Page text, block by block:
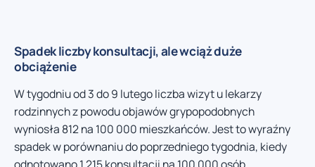
Spadek liczby konsultacji, ale wciąż duże
obciążenie
W tygodniu od 3 do 9 lutego liczba wizyt u lekarzy
rodzinnych z powodu objawów grypopodobnych
wyniosła 812 na 100 000 mieszkańców. Jest to wyraźny
spadek w porównaniu do poprzedniego tygodnia, kiedy